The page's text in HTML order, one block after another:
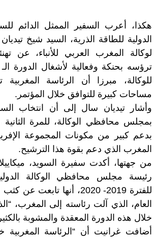
هكذا، أعرب السفير الممثل الدائم
الدولية للطاقة الذرية، السيد شيخ
لوكالة المغرب العربي للأنباء، عن
للوكالة، مبرزا أن الرئاسة
مساحات كبيرة للتوافق خلال المؤتمر.
وأشار تيديان سال إلى أن انتخاب
بدعم كبير من مكونات المجموعة
المغرب الذي دعم بقوة هذا الترشيح.
من جهتها، أكدت سفيرة السويد،
رئيسة مجلس محافظي الوكالة
للفترة 2019- 2020، أنها تابعت
العام، الذي آلت رئاسته إلى المغرب،
خلال هذه الدورة المعقدة والمشوبة
أضافت غرانيت أن “الرئاسة المغربية